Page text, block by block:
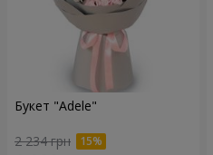
Букет "Adele"
2 234 грн